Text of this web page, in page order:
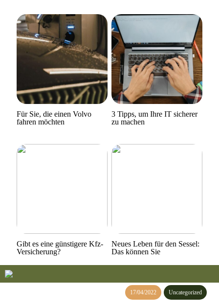
Für Sie, die einen Volvo
fahren möchten
3 Tipps, um Ihre IT sicherer
zu machen
Gibt es eine günstigere Kfz-
Versicherung?
Neues Leben für den Sessel:
Das können Sie
17/04/2022 Uncategorized